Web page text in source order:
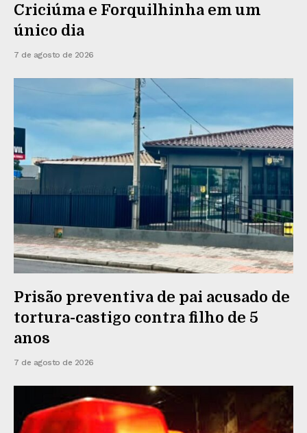
Criciúma e Forquilhinha em um
único dia
7 de agosto de 2026
Prisão preventiva de pai acusado de
tortura-castigo contra filho de 5
anos
7 de agosto de 2026